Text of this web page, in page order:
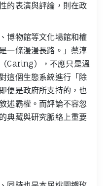
的表演與評論，則在政
博物館等文化場館和權
一條漫漫長路。」蔡淳
Caring），不應只是溫
這個生態系統進行「除
便是政府所支持的，也
述霸權。而評論不容忽
典藏與研究脈絡上重要